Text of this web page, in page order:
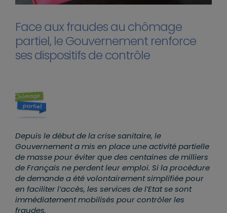
Face aux fraudes au chômage
partiel, le Gouvernement renforce
ses dispositifs de contrôle
Depuis le début de la crise sanitaire, le
Gouvernement a mis en place une activité partielle
de masse pour éviter que des centaines de milliers
de Français ne perdent leur emploi. Si la procédure
de demande a été volontairement simplifiée pour
en faciliter l’accès, les services de l’Etat se sont
immédiatement mobilisés pour contrôler les
fraudes.